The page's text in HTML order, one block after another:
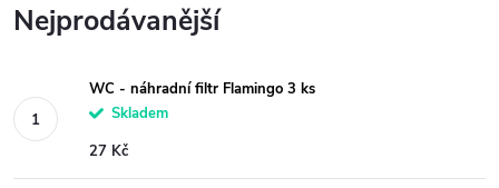
Nejprodávanější
WC - náhradní filtr Flamingo 3 ks
Skladem
27 Kč